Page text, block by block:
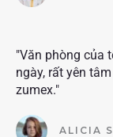
"Văn phòng của
ngày, rất yên
zumex."
ALICIA